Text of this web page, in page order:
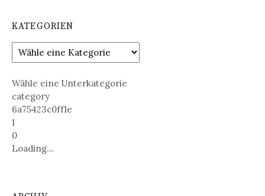
KATEGORIEN
Wähle eine Unterkategorie
category
6a75423c0ff1e
1
0
Loading....